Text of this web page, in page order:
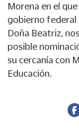
Morena en el
gobierno federal
Doña Beatriz,
posible
su cercanía con
Educación.